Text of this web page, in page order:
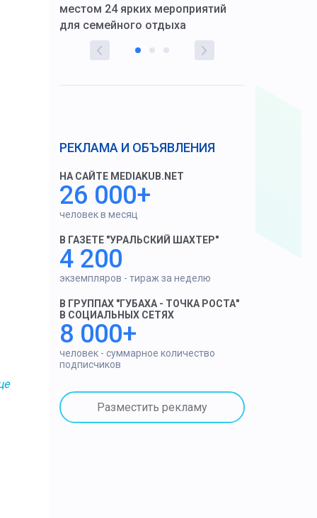
местом 24 ярких мероприятий
для семейного отдыха
РЕКЛАМА И ОБЪЯВЛЕНИЯ
НА САЙТЕ MEDIAKUB.NET
26 000+
человек в месяц
В ГАЗЕТЕ "УРАЛЬСКИЙ ШАХТЕР"
4 200
экземпляров - тираж за неделю
В ГРУППАХ "ГУБАХА - ТОЧКА РОСТА"
В СОЦИАЛЬНЫХ СЕТЯХ
8 000+
человек - суммарное количество
подписчиков
Разместить рекламу